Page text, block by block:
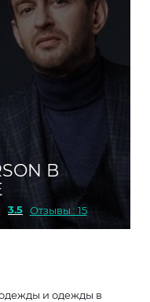
В
3.5 Отзывы : 15
и одежды в